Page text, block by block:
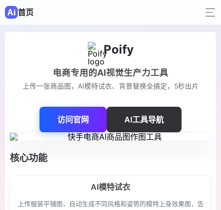
首页
Poify
电商专用的AI视觉生产力工具
上传一张商品图，AI模特试衣、背景替换全搞定，5秒出片
访问官网 AI工具导航
核心功能
AI模特试衣
上传服装平铺图，自动生成不同风格和姿势的模特上身效果图，告